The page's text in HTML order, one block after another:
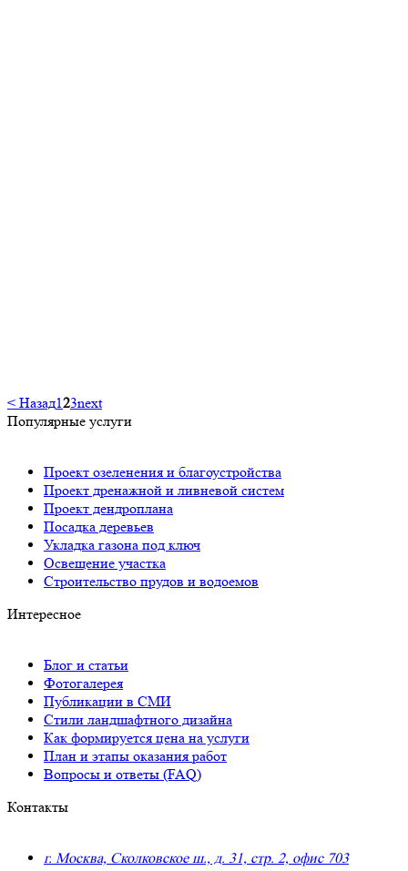
< Назад123next
Популярные услуги
Проект озеленения и благоустройства
Проект дренажной и ливневой систем
Проект дендроплана
Посадка деревьев
Укладка газона под ключ
Освещение участка
Строительство прудов и водоемов
Интересное
Блог и статьи
Фотогалерея
Публикации в СМИ
Стили ландшафтного дизайна
Как формируется цена на услуги
План и этапы оказания работ
Вопросы и ответы (FAQ)
Контакты
г. Москва, Сколковское ш., д. 31, стр. 2, офис 703